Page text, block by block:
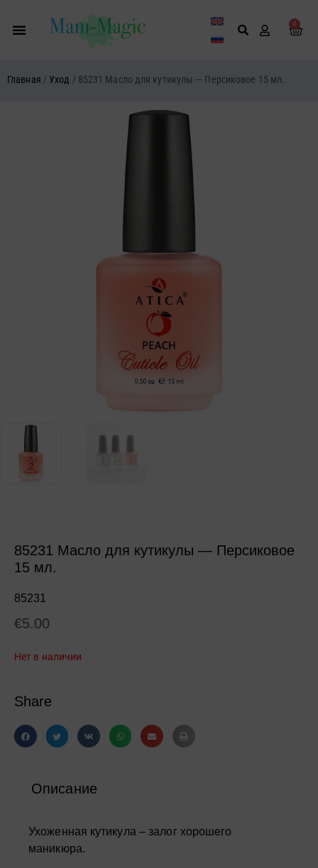
содержимому
0
Главная / Уход / 85231 Масло для кутикулы — Персиковое 15 мл.
85231 Масло для кутикулы — Персиковое
15 мл.
85231
€5.00
Нет в наличии
Share
Описание
Ухоженная кутикула – залог хорошего
маникюра.